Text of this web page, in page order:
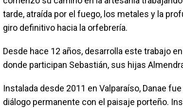
tarde, atraída por el fuego, los metales y la
giro definitivo hacia la orfebrería.
Desde hace 12 años, desarrolla este trabajo
donde participan Sebastián, sus hijas
Instalada desde 2011 en Valparaíso, Danae
diálogo permanente con el paisaje porteño.